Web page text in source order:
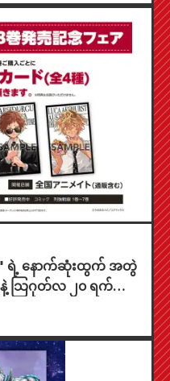
ရဲ့ နောက်ဆုံးထွက် အတွဲ
သြဂုတ်လ ၂၀ ရက်နေ့
ဆိုင်တွေမှာ အချိန်
ားမှာဖြစ်ပြီး အထူး
(စုစုပေါင်း အမျိုး